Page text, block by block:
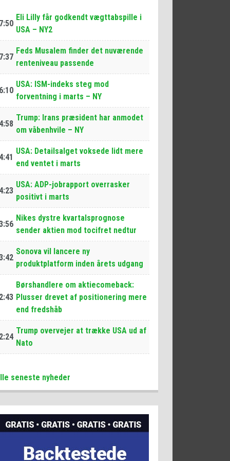
Eli Lilly får godkendt vægttabspille i
USA – NY2
Feds Musalem finder det nuværende
renteniveau passende
USA: ISM-indeks steg mod
forventning i marts – NY
Trump: Irans præsident har anmodet
om våbenhvile – NY
USA: Detailsalget voksede lidt mere
end ventet i marts
USA: ADP-jobrapport overrasker
positivt i marts
Nikes dystre kvartalsprognose
sender aktien mod tocifret nedtur
Sonova vil lancere ny
produktplatform inden årets udgang
Børshandlere om aktiecomeback:
Plusser drevet af positionering mere
end fredshåb
Trump overvejer at trække USA ud af
Nato
seneste nyheder